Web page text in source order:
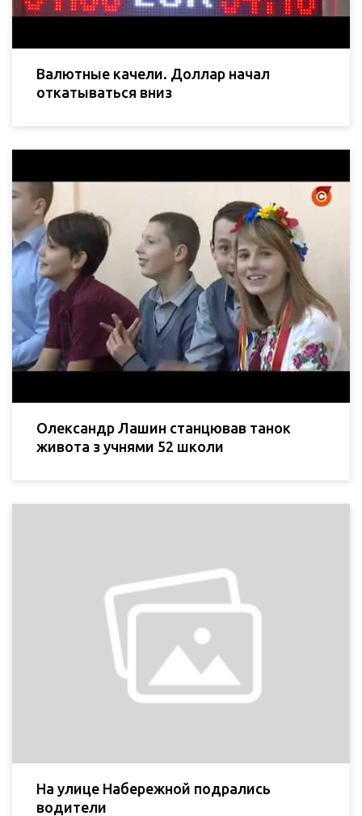
Валютные качели. Доллар начал
откатываться вниз
Олександр Лашин станцював танок
живота з учнями 52 школи
На улице Набережной подрались
водители